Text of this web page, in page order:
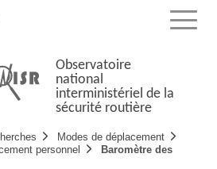
Menu
Observatoire
national
interministériel de la
sécurité routière
Modes de déplacement
personnel
Baromètre des